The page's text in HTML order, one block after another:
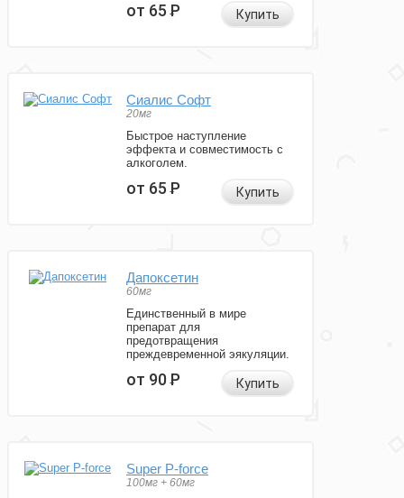
от 65Р Купить
Сиалис Софт
20мг
Быстрое наступление
эффекта и совместимость с
алкоголем.
от 65Р Купить
Дапоксетин
60мг
Единственный в мире
препарат для
предотвращения
преждевременной эякуляции.
от 90Р Купить
Super P-force
100мг + 60мг